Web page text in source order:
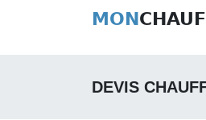
MON
DEVIS